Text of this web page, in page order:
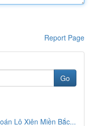
Report Page
Go
Lô Xiên Miền Bắc...